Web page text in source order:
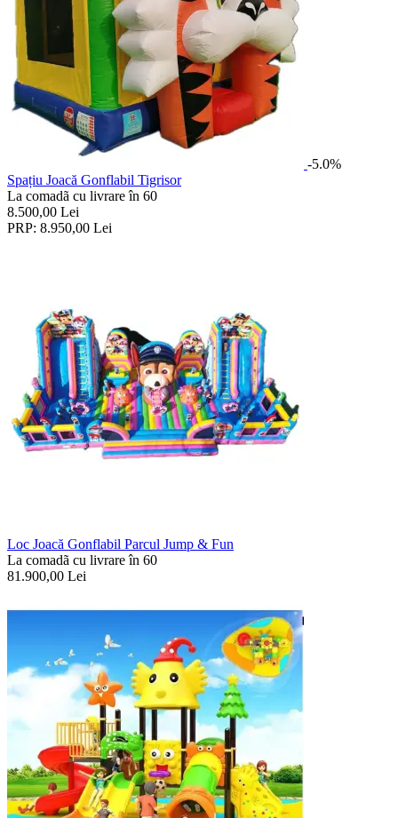
-5.0%
Spațiu Joacă Gonflabil Tigrisor
La comadã cu livrare în 60
8.500,00 Lei
PRP: 8.950,00 Lei
Loc Joacă Gonflabil Parcul Jump & Fun
La comadã cu livrare în 60
81.900,00 Lei